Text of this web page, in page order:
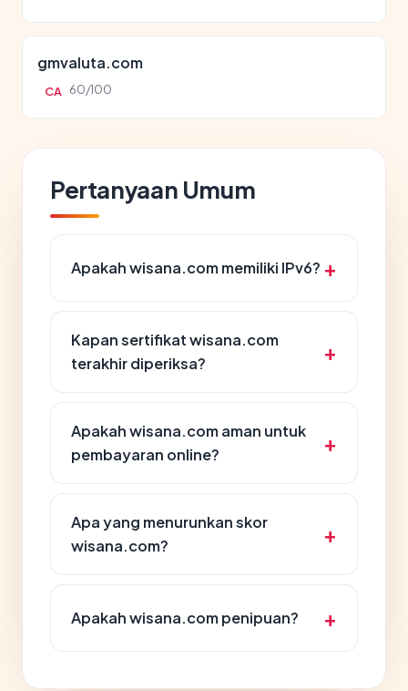
gmvaluta.com
CA 60/100
Pertanyaan Umum
Apakah wisana.com memiliki IPv6?
Kapan sertifikat wisana.com
terakhir diperiksa?
Apakah wisana.com aman untuk
pembayaran online?
Apa yang menurunkan skor
wisana.com?
Apakah wisana.com penipuan?